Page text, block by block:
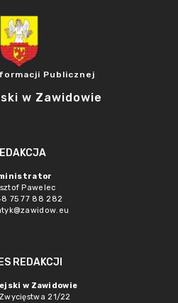
Publicznej
w Zawidowie
Pawelec
75 77 88 282
REDAKCJI
w Zawidowie
21/22